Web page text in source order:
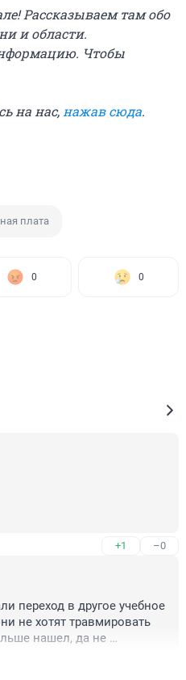
Рассказываем там обо
и области.
Чтобы
на нас, нажав сюда.
плата
0 0
+1 –0
переход в другое учебное
не хотят травмировать
нашел, да не